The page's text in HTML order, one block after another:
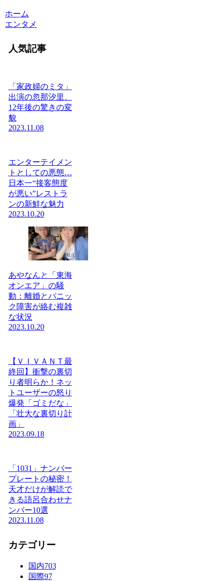
ホーム
エンタメ
人気記事
「家政婦のミタ」
出演の忽那汐里、
12年後の驚きの変
貌
2023.11.08
エンターテイメン
トとしての悪態…
日本一“接客態度
が悪い”レストラ
ンの新鮮な魅力
2023.10.20
あやなんと「東海
オンエア」の騒
動：離婚とパニッ
ク障害が絡む複雑
な状況
2023.10.20
【ＶＩＶＡＮＴ最
終回】衝撃の裏切
り者明らか！ネッ
トユーザーの怒り
爆発「ゴミだな」
「壮大な裏切り計
画」
2023.09.18
「1031」ナンバー
プレートの秘密！
天才だけが解読で
きる語呂合わせナ
ンバー10選
2023.11.08
カテゴリー
国内703
国際97